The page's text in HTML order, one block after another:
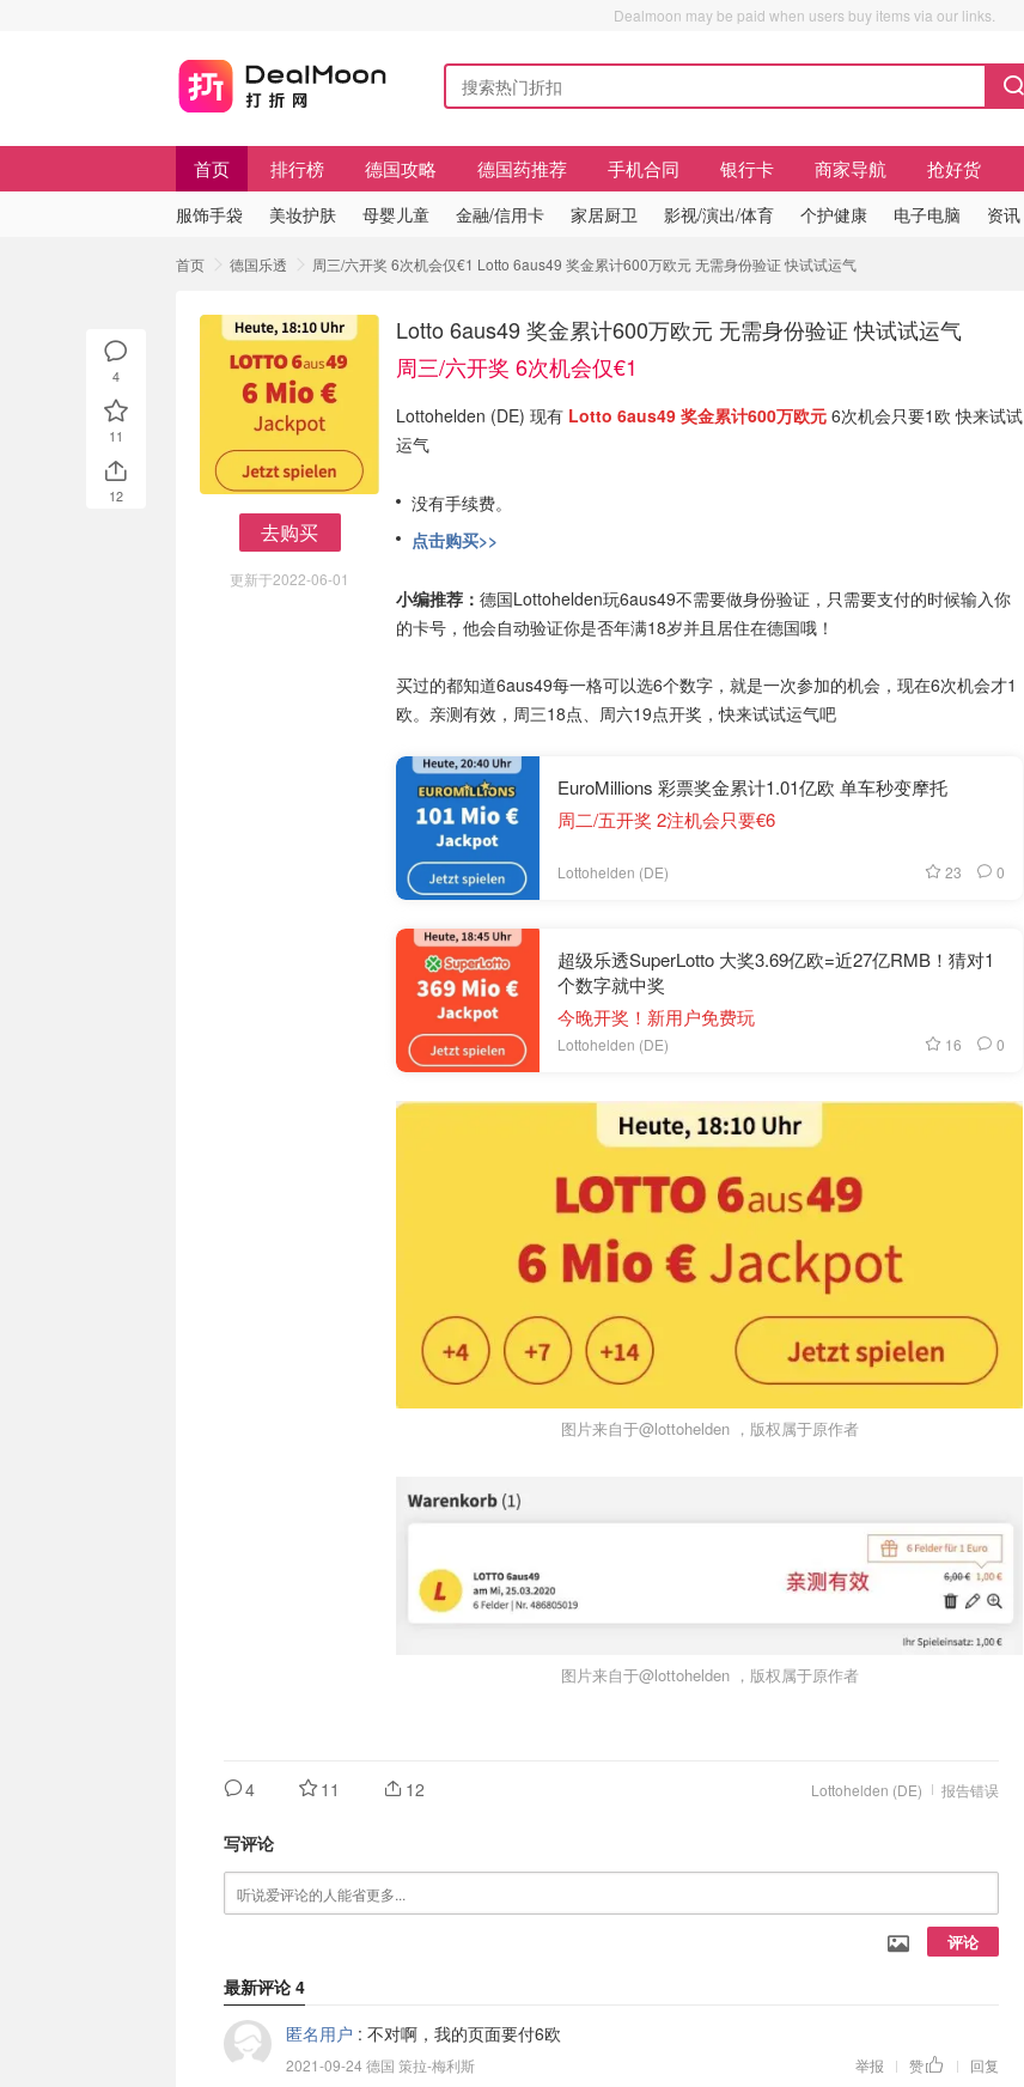
Dealmoon may be paid when users buy items via our links.
首页 排行榜 德国攻略 德国药推荐 手机合同 银行卡 商家导航 抢好货
服饰手袋 美妆护肤 母婴儿童 金融/信用卡 家居厨卫 影视/演出/体育 个护健康 电子电脑 资讯
首页 德国乐透 周三/六开奖 6次机会仅€1 Lotto 6aus49 奖金累计600万欧元 无需身份验证 快试试运气
去购买
更新于2022-06-01
Lotto 6aus49 奖金累计600万欧元 无需身份验证 快试试运气
周三/六开奖 6次机会仅€1
Lottohelden (DE) 现有 Lotto 6aus49 奖金累计600万欧元 6次机会只要1欧 快来试试
运气
没有手续费。
点击购买>>
小编推荐： 德国Lottohelden玩6aus49不需要做身份验证，只需要支付的时候输入你
的卡号，他会自动验证你是否年满18岁并且居住在德国哦！
买过的都知道6aus49每一格可以选6个数字，就是一次参加的机会，现在6次机会才1
欧。亲测有效，周三18点、周六19点开奖，快来试试运气吧
EuroMillions 彩票奖金累计1.01亿欧 单车秒变摩托
周二/五开奖 2注机会只要€6
Lottohelden (DE) 23 0
超级乐透SuperLotto 大奖3.69亿欧=近27亿RMB！猜对1
个数字就中奖
今晚开奖！新用户免费玩
Lottohelden (DE) 16 0
图片来自于@lottohelden ，版权属于原作者
图片来自于@lottohelden ，版权属于原作者
报告错误
Lottohelden (DE)
4 11 12
写评论
评论
最新评论 4
匿名用户 : 不对啊，我的页面要付6欧
2021-09-24 德国 策拉-梅利斯 举报 | 赞 | 回复
4
11
12